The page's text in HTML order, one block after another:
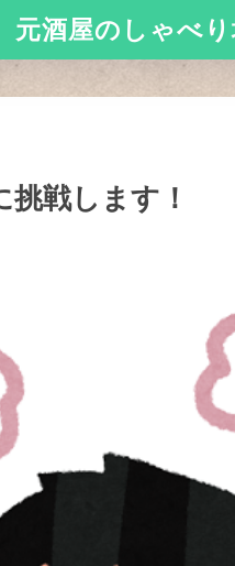
元酒屋のしゃべ
戦します！